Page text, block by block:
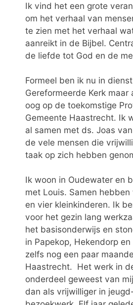
Ik vind het een grote
om het verhaal van
te zien met het verhaal
aanreikt in de Bijbel.
de liefde tot God en de
Formeel ben ik nu in
Gereformeerde Kerk maar
oog op de toekomstige
Gemeente Haastrecht. Ik
al samen met ds. Joas
de vele mensen die
taak op zich hebben
Ik woon in Oudewater en
met Louis. Samen
en vier kleinkinderen. Ik
voor het gezin lang
het basisonderwijs en
in Papekop, Hekendorp
zelfs nog een paar
Haastrecht. Het werk in
onderdeel geweest van
dan als vrijwilliger in